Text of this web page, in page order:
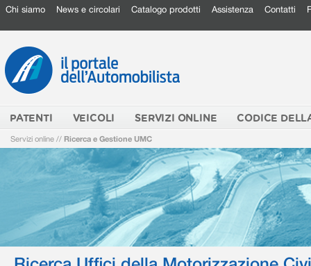
Chi siamo News e circolari Catalogo prodotti Assistenza Contatti
PATENTI VEICOLI SERVIZI ONLINE CODICE
Servizi online // Ricerca e Gestione UMC